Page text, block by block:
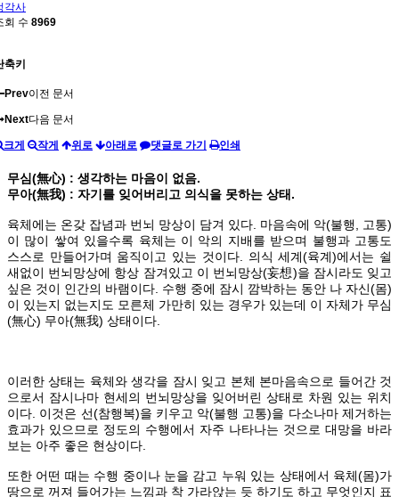
각사
회 수 8969
축키
Prev이전 문서
Next다음 문서
크게 작게 위로 아래로 댓글로 가기 인쇄
무심(無心) : 생각하는 마음이 없음.
무아(無我) : 자기를 잊어버리고 의식을 못하는 상태.
육체에는 온갖 잡념과 번뇌 망상이 담겨 있다. 마음속에 악(불행, 고통)
이 많이 쌓여 있을수록 육체는 이 악의 지배를 받으며 불행과 고통도
스스로 만들어가며 움직이고 있는 것이다. 의식 세계(육계)에서는 쉴
새없이 번뇌망상에 항상 잠겨있고 이 번뇌망상(妄想)을 잠시라도 잊고
싶은 것이 인간의 바램이다. 수행 중에 잠시 깜박하는 동안 나 자신(몸)
이 있는지 없는지도 모른체 가만히 있는 경우가 있는데 이 자체가 무심
(無心) 무아(無我) 상태이다.
이러한 상태는 육체와 생각을 잠시 잊고 본체 본마음속으로 들어간 것
으로서 잠시나마 현세의 번뇌망상을 잊어버린 상태로 차원 있는 위치
이다. 이것은 선(참행복)을 키우고 악(불행 고통)을 다소나마 제거하는
효과가 있으므로 정도의 수행에서 자주 나타나는 것으로 대망을 바라
보는 아주 좋은 현상이다.
또한 어떤 때는 수행 중이나 눈을 감고 누워 있는 상태에서 육체(몸)가
땅으로 꺼져 들어가는 느낌과 착 가라앉는 듯 하기도 하고 무엇인지 표